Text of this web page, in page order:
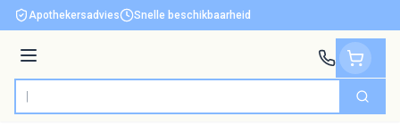
Ga naar de inhoud
Apothekersadvies Snelle beschikbaarheid
Menu
Product, merk, categorie... Zoek